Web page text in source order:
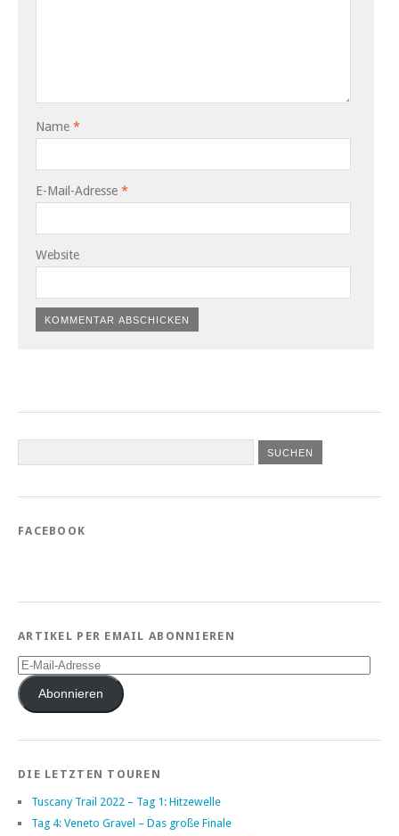
Name *
E-Mail-Adresse *
Website
FACEBOOK
ARTIKEL PER EMAIL ABONNIEREN
E-
Mail-
AdresseAbonnieren
DIE LETZTEN TOUREN
Tuscany Trail 2022 – Tag 1: Hitzewelle
Tag 4: Veneto Gravel – Das große Finale